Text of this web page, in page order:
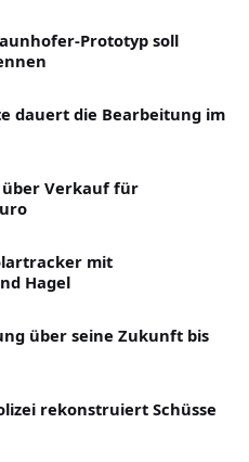
Prototyp soll
dauert die Bearbeitung im
Verkauf für
mit
Hagel
über seine Zukunft bis
rekonstruiert Schüsse